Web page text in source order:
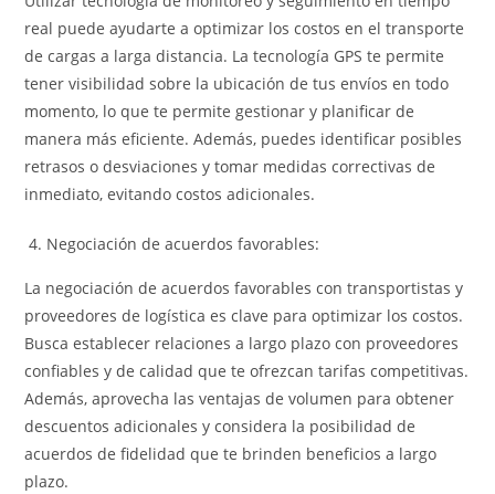
real puede ayudarte a optimizar los costos en el transporte
de cargas a larga distancia. La tecnología GPS te permite
tener visibilidad sobre la ubicación de tus envíos en todo
momento, lo que te permite gestionar y planificar de
manera más eficiente. Además, puedes identificar posibles
retrasos o desviaciones y tomar medidas correctivas de
inmediato, evitando costos adicionales.
Negociación de acuerdos favorables:
La negociación de acuerdos favorables con transportistas y
proveedores de logística es clave para optimizar los costos.
Busca establecer relaciones a largo plazo con proveedores
confiables y de calidad que te ofrezcan tarifas competitivas.
Además, aprovecha las ventajas de volumen para obtener
descuentos adicionales y considera la posibilidad de
acuerdos de fidelidad que te brinden beneficios a largo
plazo.